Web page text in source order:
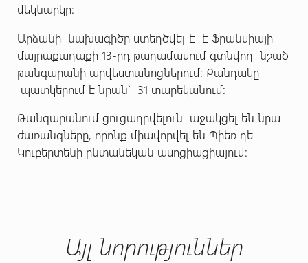
մեկնարկը:
Արձանի նախագիծը ստեղծվել է է Ֆրանսիայի
մայրաքաղաքի 13-րդ թաղամասում գտնվող նշած
թանգարանի արվեստանոցներում։ Քանդակը
պատկերում է նրան` 31 տարեկանում:
Թանգարանում ցուցադրվելուն աջակցել են նրա
ժառանգները, որոնք միավորվել են Պիեռ դե
Կուբերտենի ընտանեկան ասոցիացիայում։
Այլ նորություններ